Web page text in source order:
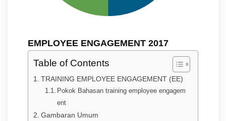
EMPLOYEE ENGAGEMENT 2017
Table of Contents
TRAINING EMPLOYEE ENGAGEMENT (EE)
Pokok Bahasan training employee engagem
ent
Gambaran Umum